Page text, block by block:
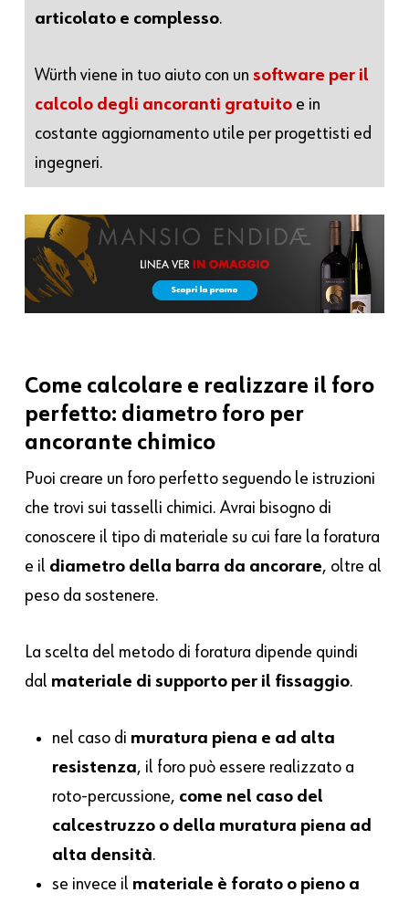
articolato e complesso.
Würth viene in tuo aiuto con unsoftware per il
calcolo degli ancoranti gratuito e in
costante aggiornamento utile per progettisti ed
ingegneri.
Come calcolare e realizzare il foro
perfetto: diametro foro per
ancorante chimico
Puoi creare un foro perfetto seguendo le istruzioni
che trovi sui tasselli chimici. Avrai bisogno di
conoscere il tipo di materiale su cui fare la foratura
e il diametro della barra da ancorare, oltre al
peso da sostenere.
La scelta del metodo di foratura dipende quindi
dal materiale di supporto per il fissaggio.
nel caso di muratura piena e ad alta
resistenza, il foro può essere realizzato a
roto-percussione, come nel caso del
calcestruzzo o della muratura piena ad
alta densità.
se invece il materiale è forato o pieno a